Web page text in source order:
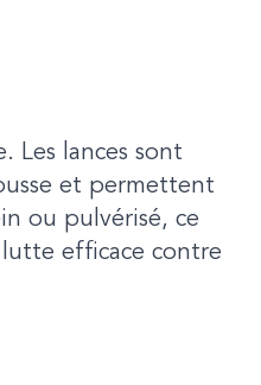
forêt. Grâce à leur
Les lances sont
et permettent
ou pulvérisé, ce
efficace contre